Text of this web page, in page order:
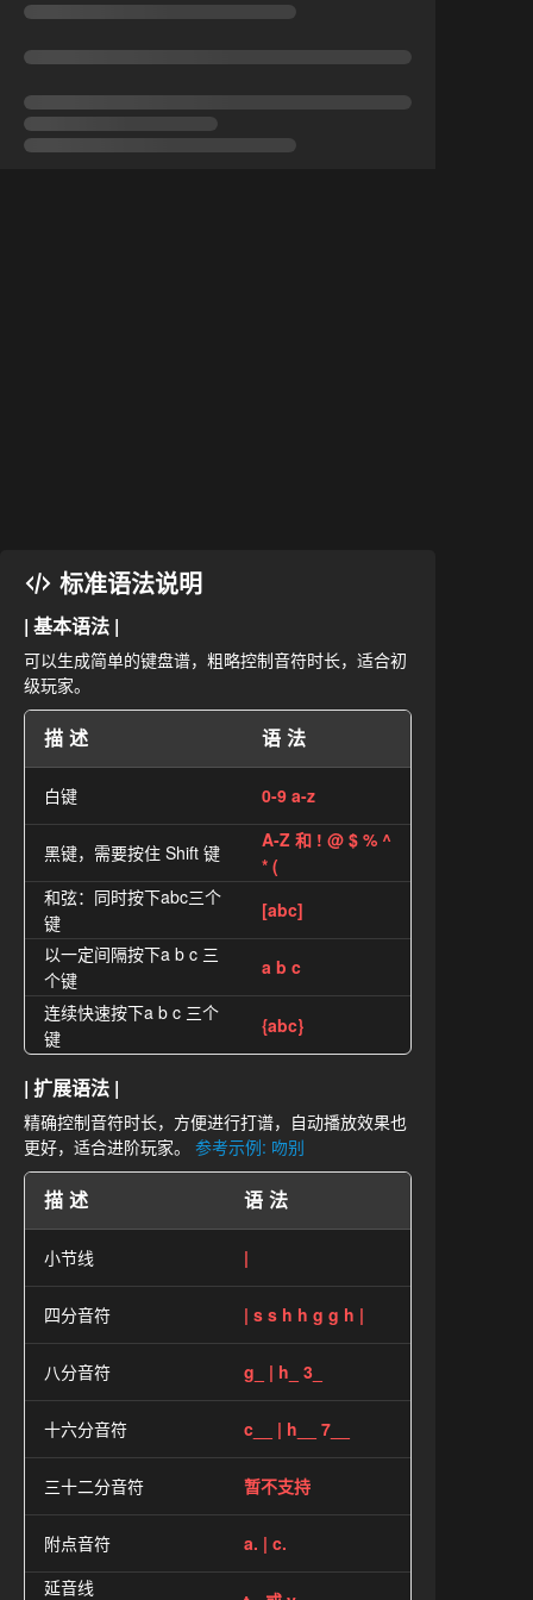
标准语法说明
| 基本语法 |
可以生成简单的键盘谱，粗略控制音符时长，适合初
级玩家。
描述 语法
白键 0-9 a-z
黑键，需要按住 Shift 键
A-Z 和 ! @ $ % ^
* (
和弦：同时按下abc三个
键
[abc]
以一定间隔按下a b c 三
个键
a b c
连续快速按下a b c 三个
键
{abc}
| 扩展语法 |
精确控制音符时长，方便进行打谱，自动播放效果也
更好，适合进阶玩家。参考示例: 吻别
描述 语法
小节线 |
四分音符 | s s h h g g h |
八分音符 g_ | h_ 3_
十六分音符 c__ | h__ 7__
三十二分音符 暂不支持
附点音符
a. | c.
延音线